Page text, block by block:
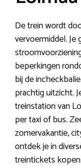
De trein wordt
vervoermiddel.
beperkingen
bij de
prachtig uitzicht.
treinstation van
per taxi of bus.
zomervakantie,
ontdek je in
treintickets kopen